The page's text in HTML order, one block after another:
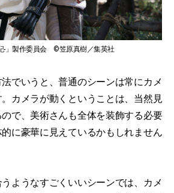
-」製作委員会 ©笠原真樹／集英社
でいうと、普通のシーンは常にカメ
カメラが動くということは、当然見
で、美術さんも全体を装飾する必要
に豪華に見えているかもしれません
ようなすごくいいシーンでは、カメ